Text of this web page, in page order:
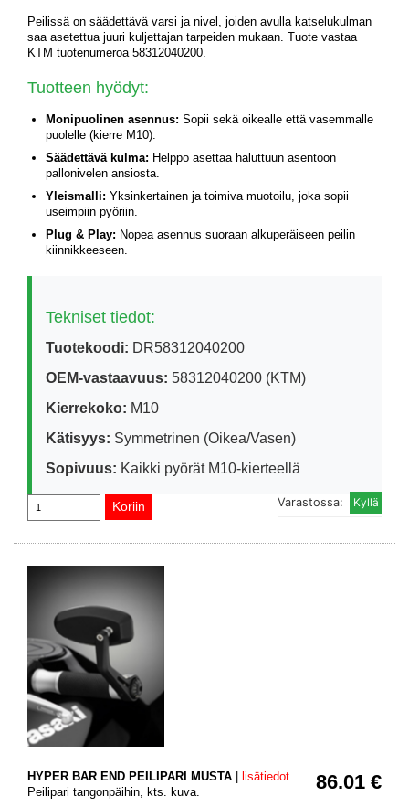
Peilissä on säädettävä varsi ja nivel, joiden avulla katselukulman
saa asetettua juuri kuljettajan tarpeiden mukaan. Tuote vastaa
KTM tuotenumeroa 58312040200.
Tuotteen hyödyt:
Monipuolinen asennus: Sopii sekä oikealle että vasemmalle
puolelle (kierre M10).
Säädettävä kulma: Helppo asettaa haluttuun asentoon
pallonivelen ansiosta.
Yleismalli: Yksinkertainen ja toimiva muotoilu, joka sopii
useimpiin pyöriin.
Plug & Play: Nopea asennus suoraan alkuperäiseen peilin
kiinnikkeeseen.
Tekniset tiedot:
Tuotekoodi: DR58312040200
OEM-vastaavuus: 58312040200 (KTM)
Kierrekoko: M10
Kätisyys: Symmetrinen (Oikea/Vasen)
Sopivuus: Kaikki pyörät M10-kierteellä
Varastossa:
86.01 €
HYPER BAR END PEILIPARI MUSTA | lisätiedot
Peilipari tangonpäihin, kts. kuva.